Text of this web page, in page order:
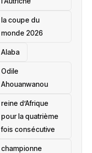
la coupe du
monde 2026
Alaba
Odile
Ahouanwanou
reine d’Afrique
pour la quatrième
fois consécutive
championne